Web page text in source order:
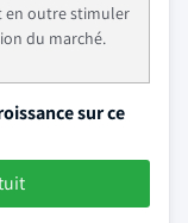
en outre stimuler
du marché.
sur ce